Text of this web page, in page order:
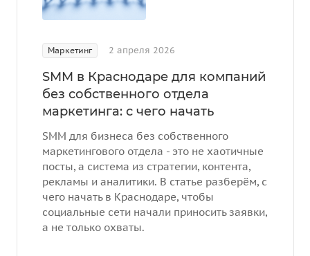
Маркетинг 2 апреля 2026
SMM в Краснодаре для компаний
без собственного отдела
маркетинга: с чего начать
SMM для бизнеса без собственного
маркетингового отдела - это не хаотичные
посты, а система из стратегии, контента,
рекламы и аналитики. В статье разберём, с
чего начать в Краснодаре, чтобы
социальные сети начали приносить заявки,
а не только охваты.